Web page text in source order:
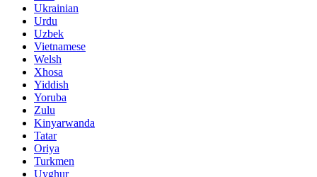
Ukrainian
Urdu
Uzbek
Vietnamese
Welsh
Xhosa
Yiddish
Yoruba
Zulu
Kinyarwanda
Tatar
Oriya
Turkmen
Uyghur